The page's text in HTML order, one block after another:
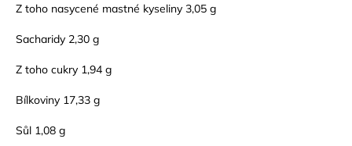
Z toho nasycené mastné kyseliny 3,05 g
Sacharidy 2,30 g
Z toho cukry 1,94 g
Bílkoviny 17,33 g
Sůl 1,08 g